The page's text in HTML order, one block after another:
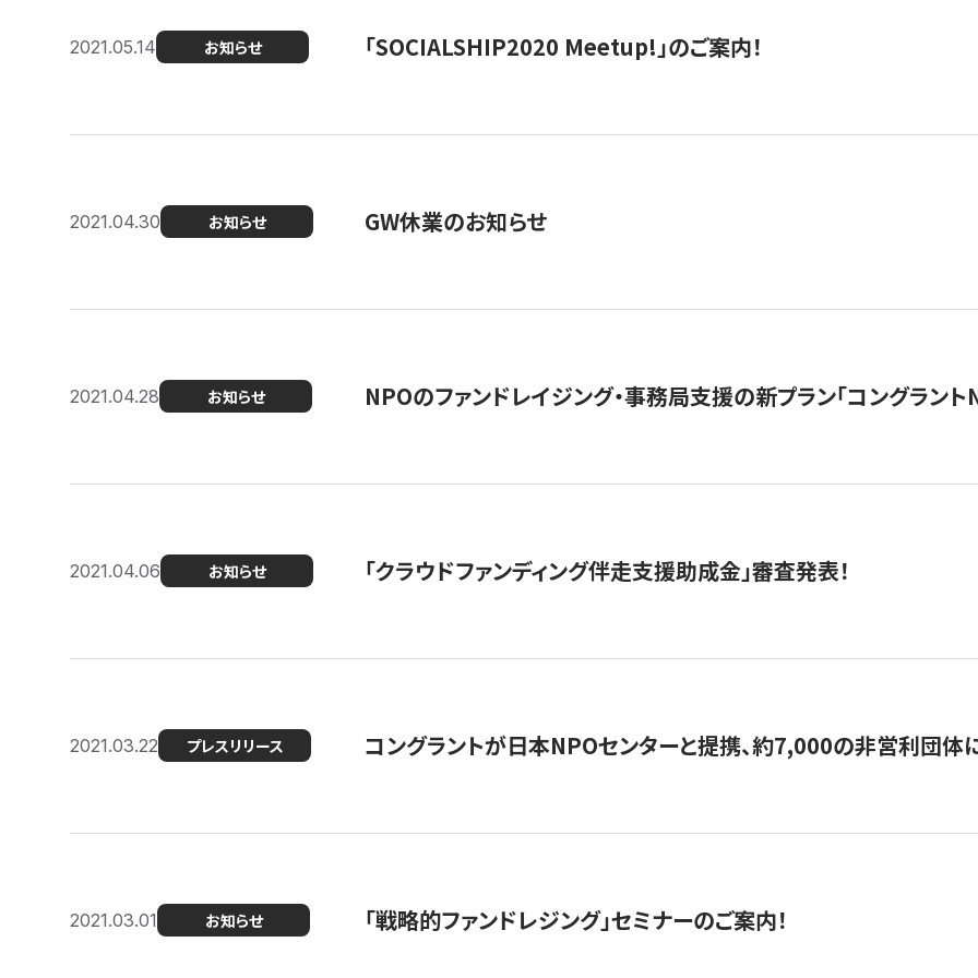
2021.05.14 お知らせ 「SOCIALSHIP2020 Meetup!」のご案内！
2021.04.30 お知らせ GW休業のお知らせ
2021.04.28 お知らせ NPOのファンドレイジング・事務局支援の新プラン「コングラント
2021.04.06 お知らせ 「クラウドファンディング伴走支援助成金」審査発表！
2021.03.22 プレスリリース コングラントが日本NPOセンターと提携、約7,000の非営利団体
2021.03.01 お知らせ 「戦略的ファンドレジング」セミナーのご案内！